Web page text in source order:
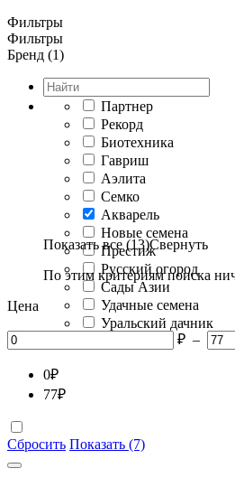
Фильтры
Фильтры
Бренд (1)
Партнер
Рекорд
Биотехника
Гавриш
Аэлита
Семко
Акварель
Новые семена
Престиж
Русский огород
Сады Азии
Удачные семена
Уральский дачник
Показать все (13)Свернуть
По этим критериям поиска
Цена
₽ –
0₽
77₽
Сбросить Показать (7)